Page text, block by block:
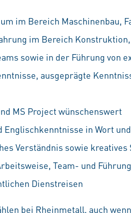
im Bereich Maschinenbau,
im Bereich
sowie in der Führung von
ausgeprägte
MS Project wünschenswert
Englischkenntnisse in Wort
Verständnis sowie kreatives
Team- und
Dienstreisen
bei Rheinmetall, auch